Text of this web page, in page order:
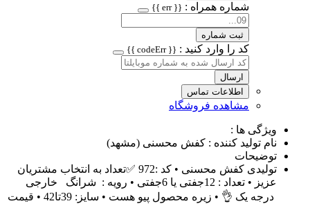
شماره همراه : {{ err }}
ثبت شماره
کد را وارد کنید : {{ codeErr }}
ارسال
اطلاعات تماس
مشاهده فروشگاه
ویژگی ها :
نام تولید کننده : کفش محسنی (مشهد)
توضیحات
تولیدی کفش محسنی • کد :972 ✅️تعداد به انتخاب مشتریان
عزیز • تعداد : 12جفتی یا 6جفتی • رویه : شرانگ خارجی
درجه یک 👌 • زیره محصول پیو هست • سایز: 39تا42 • قیمت